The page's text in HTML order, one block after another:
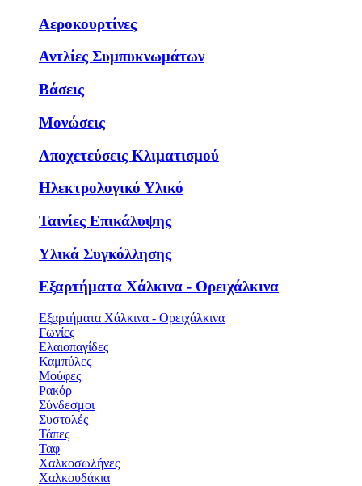
Αεροκουρτίνες
Αντλίες Συμπυκνωμάτων
Βάσεις
Μονώσεις
Αποχετεύσεις Κλιματισμού
Ηλεκτρολογικό Υλικό
Ταινίες Επικάλυψης
Υλικά Συγκόλλησης
Εξαρτήματα Χάλκινα - Ορειχάλκινα
Εξαρτήματα Χάλκινα - Ορειχάλκινα
Γωνίες
Ελαιοπαγίδες
Καμπύλες
Μούφες
Ρακόρ
Σύνδεσμοι
Συστολές
Τάπες
Ταφ
Χαλκοσωλήνες
Χαλκουδάκια